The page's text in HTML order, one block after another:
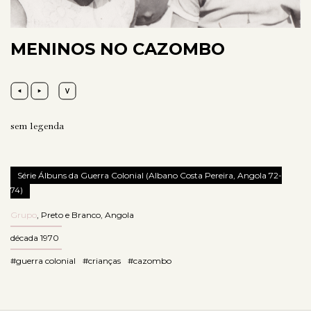
MENINOS NO CAZOMBO
sem legenda
Série Álbuns da Guerra Colonial (Albano Costa Pereira, Angola 72-
74)
Grupo, Preto e Branco, Angola
década 1970
#guerra colonial #crianças #cazombo